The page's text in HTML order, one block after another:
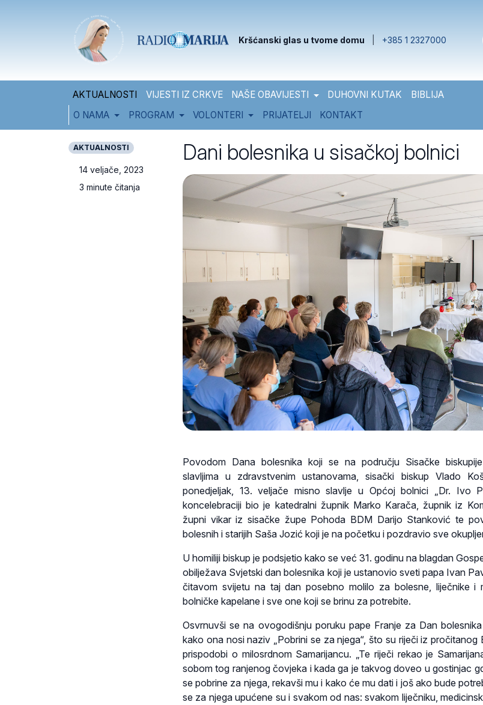
Kršćanski glas u tvome domu +385 1 2327000
AKTUALNOSTI VIJESTI IZ CRKVE NAŠE OBAVIJESTI DUHOVNI KUTAK
BIBLIJA
O NAMA
PROGRAM VOLONTERI PRIJATELJI KONTAKT
AKTUALNOSTI
14 veljače, 2023
3 minute čitanja
Dani bolesnika u sisačkoj bolnici
Povodom Dana bolesnika koji se na području Sisačke
slavljima u zdravstvenim ustanovama, sisački biskup Vlado
ponedjeljak, 13. veljače misno slavlje u Općoj bolnici „Dr. Ivo
koncelebraciji bio je katedralni župnik Marko Karača, župnik iz
župni vikar iz sisačke župe Pohoda BDM Darijo Stanković te
bolesnih i starijih Saša Jozić koji je na početku i pozdravio sve
U homiliji biskup je podsjetio kako se već 31. godinu na blagdan
obilježava Svjetski dan bolesnika koji je ustanovio sveti papa Ivan
čitavom svijetu na taj dan posebno molilo za bolesne, liječnike i
bolničke kapelane i sve one koji se brinu za potrebite.
Osvrnuvši se na ovogodišnju poruku pape Franje za Dan
kako ona nosi naziv „Pobrini se za njega“, što su riječi iz pročitanog
prispodobi o milosrdnom Samarijancu. „Te riječi rekao je
sobom tog ranjenog čovjeka i kada ga je takvog doveo u gostinjac
se pobrine za njega, rekavši mu i kako će mu dati i još ako bude
se za njega upućene su i svakom od nas: svakom liječniku,